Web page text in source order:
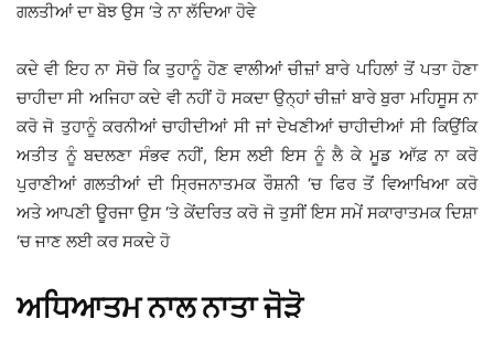
ਗਲਤੀਆਂ ਦਾ ਬੋਝ ਉਸ ‘ਤੇ ਨਾ ਲੱਦਿਆ ਹੋਵੇ
ਕਦੇ ਵੀ ਇਹ ਨਾ ਸੋਚੋ ਕਿ ਤੁਹਾਨੂੰ ਹੋਣ ਵਾਲੀਆਂ ਚੀਜ਼ਾਂ ਬਾਰੇ ਪਹਿਲਾਂ ਤੋਂ ਪਤਾ ਹੋਣਾ
ਚਾਹੀਦਾ ਸੀ ਅਜਿਹਾ ਕਦੇ ਵੀ ਨਹੀਂ ਹੋ ਸਕਦਾ ਉਨ੍ਹਾਂ ਚੀਜ਼ਾਂ ਬਾਰੇ ਬੁਰਾ ਮਹਿਸੂਸ ਨਾ
ਕਰੋ ਜੋ ਤੁਹਾਨੂੰ ਕਰਨੀਆਂ ਚਾਹੀਦੀਆਂ ਸੀ ਜਾਂ ਦੇਖਣੀਆਂ ਚਾਹੀਦੀਆਂ ਸੀ ਕਿਉਂਕਿ
ਅਤੀਤ ਨੂੰ ਬਦਲਣਾ ਸੰਭਵ ਨਹੀਂ, ਇਸ ਲਈ ਇਸ ਨੂੰ ਲੈ ਕੇ ਮੂਡ ਆੱਫ਼ ਨਾ ਕਰੋ
ਪੁਰਾਣੀਆਂ ਗਲਤੀਆਂ ਦੀ ਸ੍ਰਿਜਨਾਤਮਕ ਰੌਸ਼ਨੀ ‘ਚ ਫਿਰ ਤੋਂ ਵਿਆਖਿਆ ਕਰੋ
ਅਤੇ ਆਪਣੀ ਊਰਜਾ ਉਸ ‘ਤੇ ਕੇਂਦਰਿਤ ਕਰੋ ਜੋ ਤੁਸੀਂ ਇਸ ਸਮੇਂ ਸਕਾਰਾਤਮਕ ਦਿਸ਼ਾ
‘ਚ ਜਾਣ ਲਈ ਕਰ ਸਕਦੇ ਹੋ
ਅਧਿਆਤਮ ਨਾਲ ਨਾਤਾ ਜੋੜੋ